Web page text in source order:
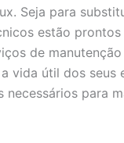
Seja para
estão
de
vida útil dos seus
necessários para